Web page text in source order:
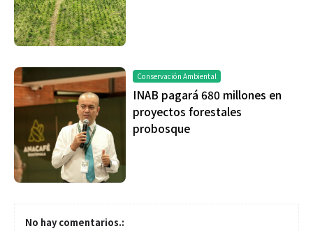
Conservación Ambiental
INAB pagará 680 millones en
proyectos forestales
probosque
No hay comentarios.: